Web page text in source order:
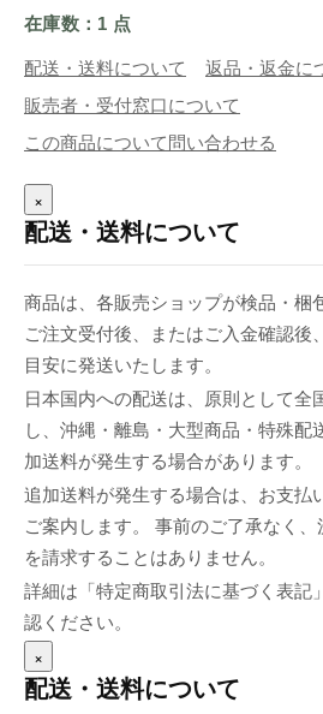
在庫数：1 点
配送・送料について
返品・返金に
販売者・受付窓口について
この商品について問い合わせる
×
配送・送料について
商品は、各販売ショップが検品・梱
ご注文受付後、またはご入金確認後
目安に発送いたします。
日本国内への配送は、原則として全
し、沖縄・離島・大型商品・特殊配
加送料が発生する場合があります。
追加送料が発生する場合は、お支払
ご案内します。 事前のご了承なく
を請求することはありません。
詳細は「特定商取引法に基づく表記
認ください。
×
配送・送料について